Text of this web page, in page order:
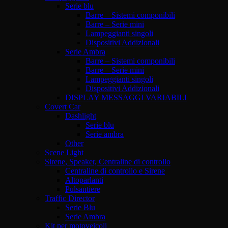
Serie blu
Barre – Sistemi componibili
Barre – Serie mini
Lampeggianti singoli
Dispositivi Addizionali
Serie Ambra
Barre – Sistemi componibili
Barre – Serie mini
Lampeggianti singoli
Dispositivi Addizionali
DISPLAY MESSAGGI VARIABILI
Covert Car
Dashlight
Serie blu
Serie ambra
Other
Scene Light
Sirene, Speaker, Centraline di controllo
Centraline di controllo e Sirene
Altoparlanti
Pulsantiere
Traffic Director
Serie Blu
Serie Ambra
Kit per motoveicoli